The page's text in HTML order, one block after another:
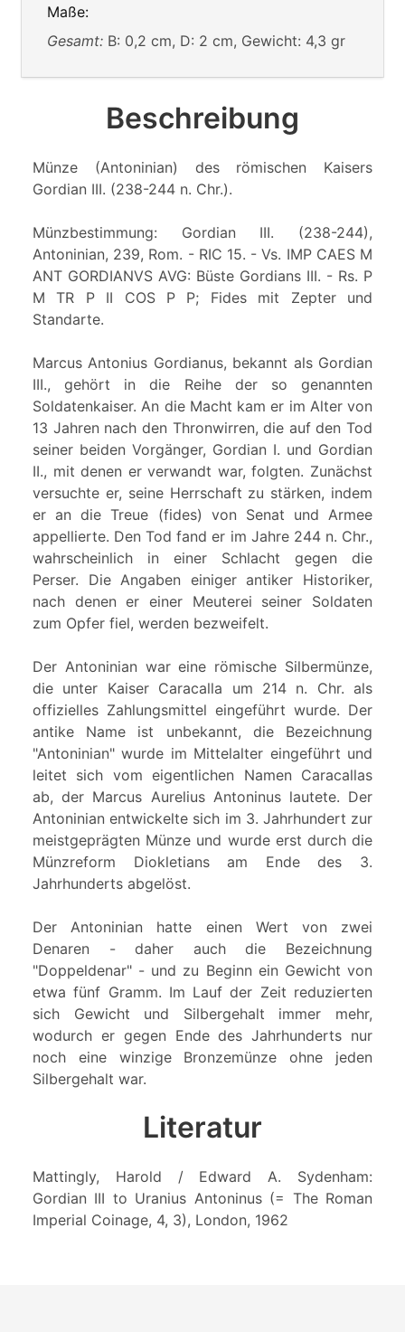
Maße:
Gesamt: B: 0,2 cm, D: 2 cm, Gewicht: 4,3 gr
Beschreibung
Münze (Antoninian) des römischen Kaisers
Gordian III. (238-244 n. Chr.).
Münzbestimmung: Gordian III. (238-244),
Antoninian, 239, Rom. - RIC 15. - Vs. IMP CAES M
ANT GORDIANVS AVG: Büste Gordians III. - Rs. P
M TR P II COS P P; Fides mit Zepter und
Standarte.
Marcus Antonius Gordianus, bekannt als Gordian
III., gehört in die Reihe der so genannten
Soldatenkaiser. An die Macht kam er im Alter von
13 Jahren nach den Thronwirren, die auf den Tod
seiner beiden Vorgänger, Gordian I. und Gordian
II., mit denen er verwandt war, folgten. Zunächst
versuchte er, seine Herrschaft zu stärken, indem
er an die Treue (fides) von Senat und Armee
appellierte. Den Tod fand er im Jahre 244 n. Chr.,
wahrscheinlich in einer Schlacht gegen die
Perser. Die Angaben einiger antiker Historiker,
nach denen er einer Meuterei seiner Soldaten
zum Opfer fiel, werden bezweifelt.
Der Antoninian war eine römische Silbermünze,
die unter Kaiser Caracalla um 214 n. Chr. als
offizielles Zahlungsmittel eingeführt wurde. Der
antike Name ist unbekannt, die Bezeichnung
"Antoninian" wurde im Mittelalter eingeführt und
leitet sich vom eigentlichen Namen Caracallas
ab, der Marcus Aurelius Antoninus lautete. Der
Antoninian entwickelte sich im 3. Jahrhundert zur
meistgeprägten Münze und wurde erst durch die
Münzreform Diokletians am Ende des 3.
Jahrhunderts abgelöst.
Der Antoninian hatte einen Wert von zwei
Denaren - daher auch die Bezeichnung
"Doppeldenar" - und zu Beginn ein Gewicht von
etwa fünf Gramm. Im Lauf der Zeit reduzierten
sich Gewicht und Silbergehalt immer mehr,
wodurch er gegen Ende des Jahrhunderts nur
noch eine winzige Bronzemünze ohne jeden
Silbergehalt war.
Literatur
Mattingly, Harold / Edward A. Sydenham:
Gordian III to Uranius Antoninus (= The Roman
Imperial Coinage, 4, 3), London, 1962